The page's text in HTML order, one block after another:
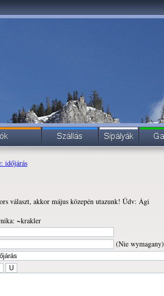
időjárás
választ, akkor május közepén utazunk! Üdv: Ági
~krakler
(Nie wymagany)